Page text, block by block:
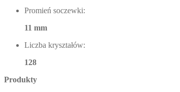
Promień soczewki:
11 mm
Liczba kryształów:
128
Produkty